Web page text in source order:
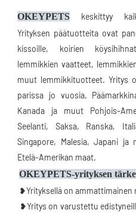
OKEYPETS
keskittyy
Yrityksen päätuotteita ovat
kissoille, koirien
lemmikkien vaatteet,
muut lemmikkituotteet. Yritys
parissa jo vuosia.
Kanada ja muut Pohjois-
Seelanti, Saksa, Ranska,
Singapore, Malesia, Japani
Etelä-Amerikan maat.
OKEYPETS-yrityksen
❥Yrityksellä on ammattimainen